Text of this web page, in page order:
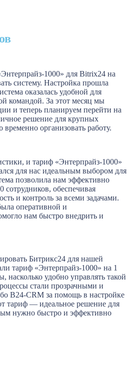
1000» для Bitrix24 на
систему. Настройка прошла
оказалась удобной для
командой. За этот месяц мы
и теперь планируем перейти на
решение для крупных
организовать работу.
и тариф «Энтерпрайз-1000»
для нас идеальным выбором для
позволила нам эффективно
сотрудников, обеспечивая
и контроль за всеми задачами.
оперативной и
нам быстро внедрить и
Битрикс24 для нашей
тариф «Энтерпрайз-1000» на 1
удобно управлять такой
стали прозрачными и
B24-CRM за помощь в настройке
тариф — идеальное решение для
нужно быстро и эффективно